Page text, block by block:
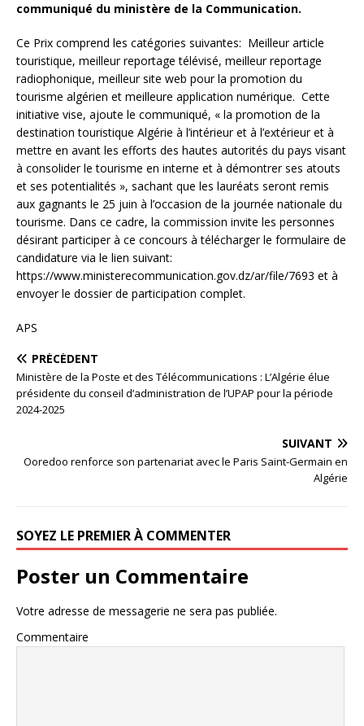
communiqué du ministère de la Communication.
Ce Prix comprend les catégories suivantes: Meilleur article
touristique, meilleur reportage télévisé, meilleur reportage
radiophonique, meilleur site web pour la promotion du
tourisme algérien et meilleure application numérique. Cette
initiative vise, ajoute le communiqué, « la promotion de la
destination touristique Algérie à l’intérieur et à l’extérieur et à
mettre en avant les efforts des hautes autorités du pays visant
à consolider le tourisme en interne et à démontrer ses atouts
et ses potentialités », sachant que les lauréats seront remis
aux gagnants le 25 juin à l’occasion de la journée nationale du
tourisme. Dans ce cadre, la commission invite les personnes
désirant participer à ce concours à télécharger le formulaire de
candidature via le lien suivant:
https://www.ministerecommunication.gov.dz/ar/file/7693 et à
envoyer le dossier de participation complet.
APS
PRÉCÉDENT
Ministère de la Poste et des Télécommunications : L’Algérie élue
présidente du conseil d’administration de l’UPAP pour la période
2024-2025
SUIVANT
Ooredoo renforce son partenariat avec le Paris Saint-Germain en
Algérie
SOYEZ LE PREMIER À COMMENTER
Poster un Commentaire
Votre adresse de messagerie ne sera pas publiée.
Commentaire